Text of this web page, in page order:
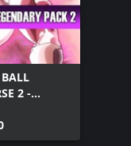
2 -